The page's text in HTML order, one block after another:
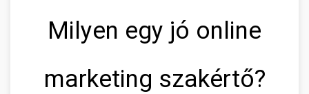
Milyen egy jó online
marketing szakértő?